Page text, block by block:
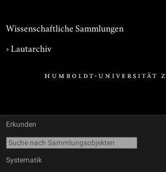
Wissenschaftliche Sammlungen
›Lautarchiv
Erkunden
Systematik